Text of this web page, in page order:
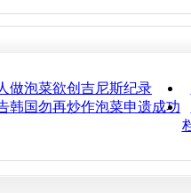
做泡菜欲创吉尼斯纪录
韩国勿再炒作泡菜申遗成功